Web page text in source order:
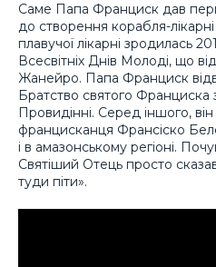
Саме Папа Франциск дав
до створення корабля-лікарні
плавучої лікарні зродилась
Всесвітніх Днів Молоді, що
Жанейро. Папа Франциск
Братство святого Франциска
Провидінні. Серед іншого,
францисканця Франсіско
і в амазонському регіоні.
Святіший Отець просто
туди піти».